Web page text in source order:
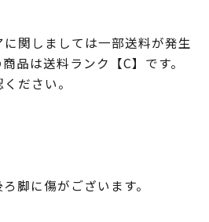
関しましては一部送料が発生
品は送料ランク【C】です。
ださい。
脚に傷がございます。